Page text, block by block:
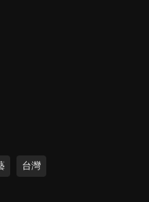
割澤倫斯基
示警 俄軍春季活逮
台灣